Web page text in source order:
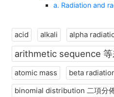
a. Radiation and
acid alkali alpha
arithmetic sequence 等
atomic mass
beta
binomial distribution 二項分